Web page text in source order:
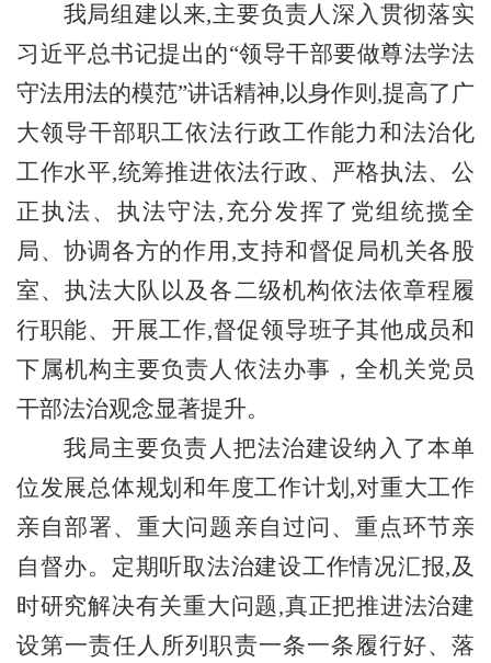
我局组建以来,主要负责人深入贯彻落实
习近平总书记提出的“领导干部要做尊法学法
守法用法的模范”讲话精神,以身作则,提高了广
大领导干部职工依法行政工作能力和法治化
工作水平,统筹推进依法行政、严格执法、公
正执法、执法守法,充分发挥了党组统揽全
局、协调各方的作用,支持和督促局机关各股
室、执法大队以及各二级机构依法依章程履
行职能、开展工作,督促领导班子其他成员和
下属机构主要负责人依法办事，全机关党员
干部法治观念显著提升。
我局主要负责人把法治建设纳入了本单
位发展总体规划和年度工作计划 ,对重大工作
亲自部署、重大问题亲自过问、重点环节亲
自督办。定期听取法治建设工作情况汇报,及
时研究解决有关重大问题,真正把推进法治建
设第一责任人所列职责一条一条履行好、落